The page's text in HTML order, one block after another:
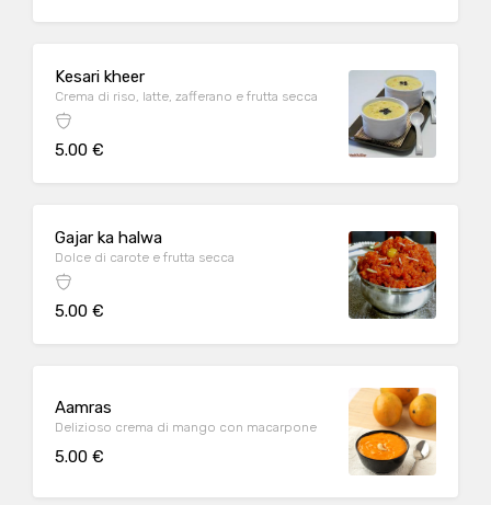
Kesari kheer
Crema di riso, latte, zafferano e frutta secca
5.00 €
Gajar ka halwa
Dolce di carote e frutta secca
5.00 €
Aamras
Delizioso crema di mango con macarpone
5.00 €